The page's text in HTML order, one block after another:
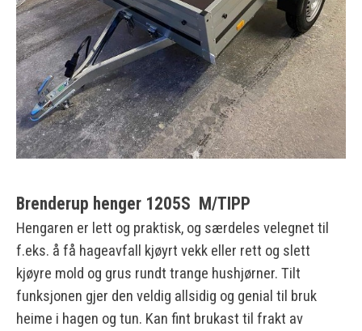
Brenderup henger 1205S M/TIPP
Hengaren er lett og praktisk, og særdeles velegnet til
f.eks. å få hageavfall kjøyrt vekk eller rett og slett
kjøyre mold og grus rundt trange hushjørner. Tilt
funksjonen gjer den veldig allsidig og genial til bruk
heime i hagen og tun. Kan fint brukast til frakt av